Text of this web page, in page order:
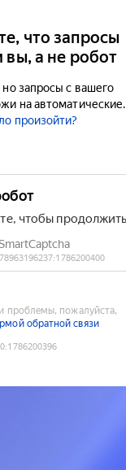
что запросы
вы, а не робот
запросы с вашего
на автоматические.
произойти?
проблемы, пожалуйста,
обратной связи
:1786200396